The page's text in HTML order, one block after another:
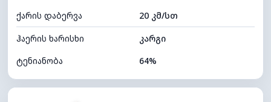
ღრუბლის სიმაღლე 11520 მ
ქარის დაბერვა
20 კმ/სთ
ჰაერის ხარისხი
კარგი
ტენიანობა
64%